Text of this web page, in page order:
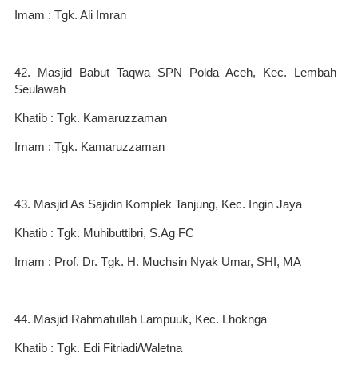
Imam : Tgk. Ali Imran
42. Masjid Babut Taqwa SPN Polda Aceh, Kec. Lembah
Seulawah
Khatib : Tgk. Kamaruzzaman
Imam : Tgk. Kamaruzzaman
43. Masjid As Sajidin Komplek Tanjung, Kec. Ingin Jaya
Khatib : Tgk. Muhibuttibri, S.Ag FC
Imam : Prof. Dr. Tgk. H. Muchsin Nyak Umar, SHI, MA
44. Masjid Rahmatullah Lampuuk, Kec. Lhoknga
Khatib : Tgk. Edi Fitriadi/Waletna